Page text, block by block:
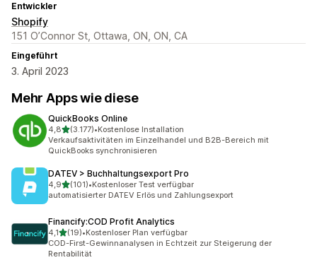
Entwickler
Shopify
151 O’Connor St, Ottawa, ON, ON, CA
Eingeführt
3. April 2023
Mehr Apps wie diese
QuickBooks Online
4,8von 5 Sternen
(3.177)
3177 Rezensionen insgesamt
•Kostenlose Installation
Verkaufsaktivitäten im Einzelhandel und B2B-Bereich mit
QuickBooks synchronisieren
DATEV > Buchhaltungsexport Pro
4,9von 5 Sternen
(101)
101 Rezensionen insgesamt
•Kostenloser Test verfügbar
automatisierter DATEV Erlös und Zahlungsexport
Financify:COD Profit Analytics
4,1von 5 Sternen
(19)
19 Rezensionen insgesamt
•Kostenloser Plan verfügbar
COD-First-Gewinnanalysen in Echtzeit zur Steigerung der
Rentabilität